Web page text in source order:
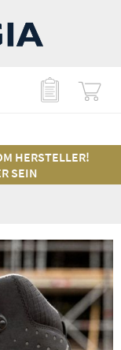
HERSTELLER!
SEIN